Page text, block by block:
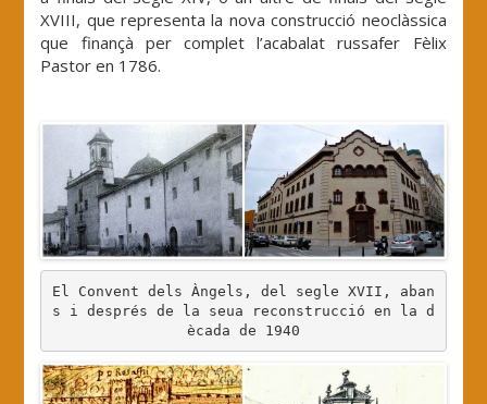
XVIII, que representa la nova construcció neoclàssica
que finançà per complet l’acabalat russafer Fèlix
Pastor en 1786.
El Convent dels Àngels, del segle XVII, aban
s i després de la seua reconstrucció en la d
ècada de 1940